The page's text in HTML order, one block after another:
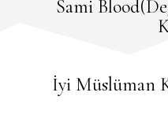
Sami
İyi Müslüman